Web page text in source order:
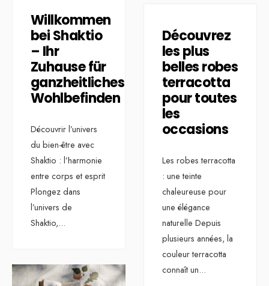
Willkommen
bei Shaktio
– Ihr
Zuhause für
ganzheitliches
Wohlbefinden
Découvrir l’univers
du bien-être avec
Shaktio : l’harmonie
entre corps et esprit
Plongez dans
l’univers de
Shaktio,...
Découvrez
les plus
belles robes
terracotta
pour toutes
les
occasions
Les robes terracotta
: une teinte
chaleureuse pour
une élégance
naturelle Depuis
plusieurs années, la
couleur terracotta
connaît un...